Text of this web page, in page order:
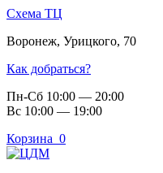
Схема ТЦ
Воронеж, Урицкого, 70
Как добраться?
Пн-Сб 10:00 — 20:00
Вс 10:00 — 19:00
Корзина 0